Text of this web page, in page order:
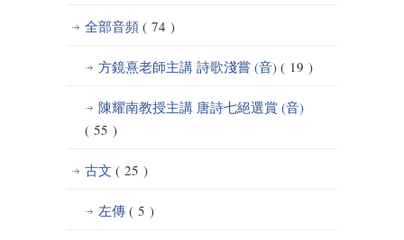
全部音頻 ( 74 )
方鏡熹老師主講 詩歌淺嘗 (音) ( 19 )
陳耀南教授主講 唐詩七絕選賞 (音)
( 55 )
古文 ( 25 )
左傳 ( 5 )